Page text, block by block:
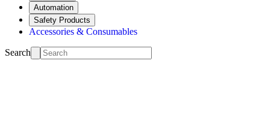
Automation
Safety Products
Accessories & Consumables
Search